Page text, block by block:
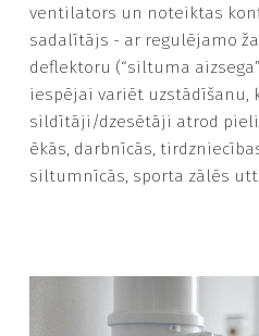
ventilators un noteiktas
sadalītājs - ar regulējamo
deflektoru (“siltuma
iespējai variēt uzstādīšanu,
sildītāji/dzesētāji atrod
ēkās, darbnīcās,
siltumnīcās, sporta zālēs utt.